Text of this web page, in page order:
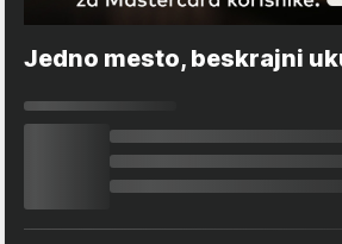
Jedno mesto, beskrajni